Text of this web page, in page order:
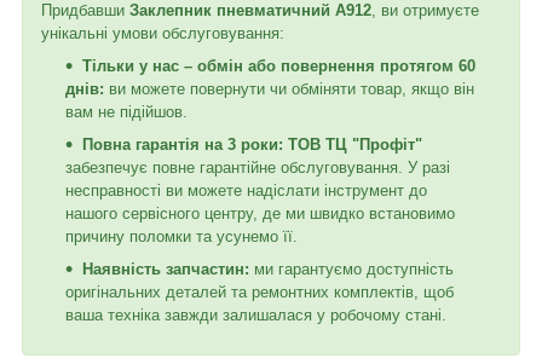
Придбавши Заклепник пневматичний A912, ви отримуєте
унікальні умови обслуговування:
Тільки у нас – обмін або повернення протягом 60
днів: ви можете повернути чи обміняти товар, якщо він
вам не підійшов.
Повна гарантія на 3 роки: ТОВ ТЦ "Профіт"
забезпечує повне гарантійне обслуговування. У разі
несправності ви можете надіслати інструмент до
нашого сервісного центру, де ми швидко встановимо
причину поломки та усунемо її.
Наявність запчастин: ми гарантуємо доступність
оригінальних деталей та ремонтних комплектів, щоб
ваша техніка завжди залишалася у робочому стані.